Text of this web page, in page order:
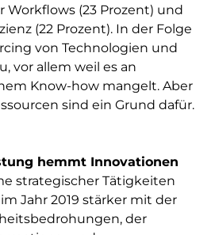
Workflows (23 Prozent) und
(22 Prozent). In der Folge
von Technologien und
vor allem weil es an
Know-how mangelt. Aber
sind ein Grund dafür.
hemmt Innovationen
strategischer Tätigkeiten
Jahr 2019 stärker mit der
der